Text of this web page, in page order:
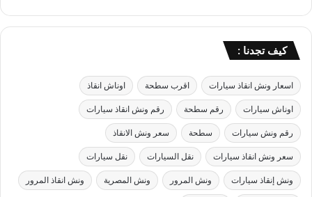
م
كيف تجدنا :
اسعار ونش انقاذ سيارات اقرب سطحة اوناش انقاذ
اوناش سيارات رقم سطحة رقم ونش انقاذ سيارات
رقم ونش سيارات سطحة سعر ونش الانقاذ
سعر ونش انقاذ سيارات نقل السيارات نقل سيارات
ونش إنقاذ سيارات ونش المرور ونش المصرية ونش انقاذ المرور